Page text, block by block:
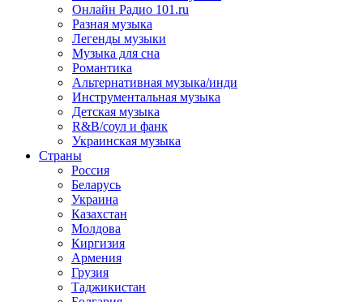
Онлайн Радио 101.ru
Разная музыка
Легенды музыки
Музыка для сна
Романтика
Альтернативная музыка/инди
Инструментальная музыка
Детская музыка
R&B/cоул и фанк
Украинская музыка
Страны
Россия
Беларусь
Украина
Казахстан
Молдова
Киргизия
Армения
Грузия
Таджикистан